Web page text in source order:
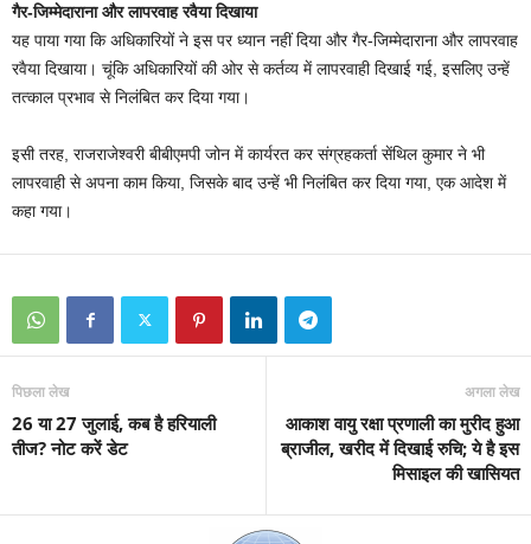
गैर-जिम्मेदाराना और लापरवाह रवैया दिखाया
यह पाया गया कि अधिकारियों ने इस पर ध्यान नहीं दिया और गैर-जिम्मेदाराना और लापरवाह
रवैया दिखाया। चूंकि अधिकारियों की ओर से कर्तव्य में लापरवाही दिखाई गई, इसलिए उन्हें
तत्काल प्रभाव से निलंबित कर दिया गया।
इसी तरह, राजराजेश्वरी बीबीएमपी जोन में कार्यरत कर संग्रहकर्ता सेंथिल कुमार ने भी
लापरवाही से अपना काम किया, जिसके बाद उन्हें भी निलंबित कर दिया गया, एक आदेश में
कहा गया।
पिछला लेख
26 या 27 जुलाई, कब है हरियाली
तीज? नोट करें डेट
अगला लेख
आकाश वायु रक्षा प्रणाली का मुरीद हुआ
ब्राजील, खरीद में दिखाई रुचि; ये है इस
मिसाइल की खासियत